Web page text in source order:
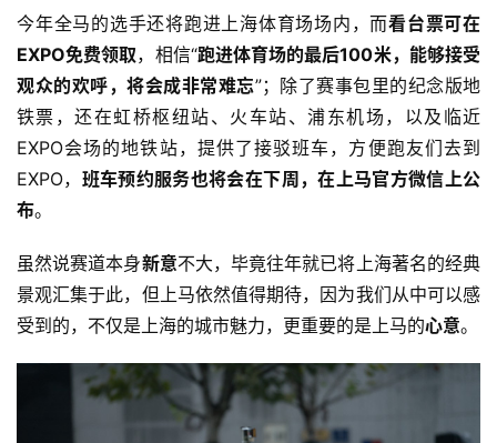
训
练
频
用
户
精
选
运
今年全马的选手还将跑进上海体育场场内，而看台票可在
EXPO免费领取，相信“跑进体育场的最后100米，能够接受
观众的欢呼，将会成非常难忘”；除了赛事包里的纪念版地
铁票，还在虹桥枢纽站、火车站、浦东机场，以及临近
EXPO会场的地铁站，提供了接驳班车，方便跑友们去到
EXPO， 班车预约服务也将会在下周，在上马官方微信上公
布。
虽然说赛道本身新意不大，毕竟往年就已将上海著名的经典
景观汇集于此，但上马依然值得期待，因为我们从中可以感
受到的，不仅是上海的城市魅力，更重要的是上马的心意。